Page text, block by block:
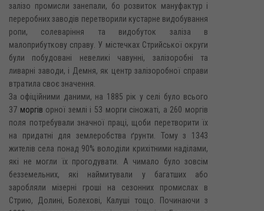
залізо промисли занепали, бо розвиток мануфактур і
переробних заводів перетворили кустарне видобування
ропи, солеваріння та видобуток заліза в
малоприбуткову справу. У містечках Стрийської округи
були побудовані невеликі чавунні, залізоробні та
ливарні заводи, і Демня, як центр залізоробної справи
втратила своє значення.
За офіційними даними, на 1885 рік у селі було всього
37 моргів орної землі і 53 морги сіножаті, а 260 моргів
поля потребували значної праці, щоби перетворити їх
на придатні для землеробства ґрунти. Тому з 1343
жителів села понад 90% володіли крихітними наділами,
які не могли їх прогодувати. А чимало було зовсім
безземельних, які наймитували у багатших або
заробляли мізерні гроші на сезонних промислах в
Стрию, Долині, Болехові, Калуші тощо. Починаючи з